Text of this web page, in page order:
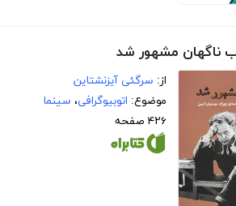
ناگهان مشهور شد
از: سرگئی آیزنشتاین
موضوع: اتوبیوگرافی، سینما
۴۲۶ صفحه